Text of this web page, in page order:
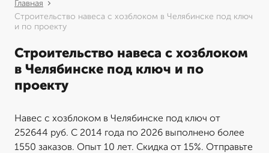
Главная
Строительство навеса с хозблоком в Челябинске под ключ
и по проекту
Строительство навеса с хозблоком
в Челябинске под ключ и по
проекту
Навес с хозблоком в Челябинске под ключ от
252644 руб. С 2014 года по 2026 выполнено более
1550 заказов. Опыт 10 лет. Скидка от 15%. Отправьте